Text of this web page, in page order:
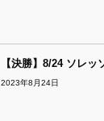
【決勝】8/24 ソレ
2023年8月24日